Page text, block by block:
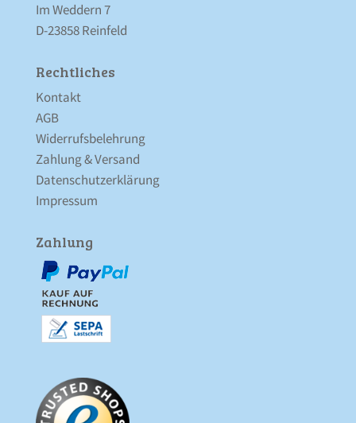
Im Weddern 7
D-23858 Reinfeld
Rechtliches
Kontakt
AGB
Widerrufsbelehrung
Zahlung & Versand
Datenschutz­erklärung
Impressum
Zahlung